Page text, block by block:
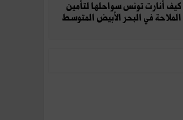
كيف أنارت تونس سواحلها لتأمين
الملاحة في البحر الأبيض المتوسط